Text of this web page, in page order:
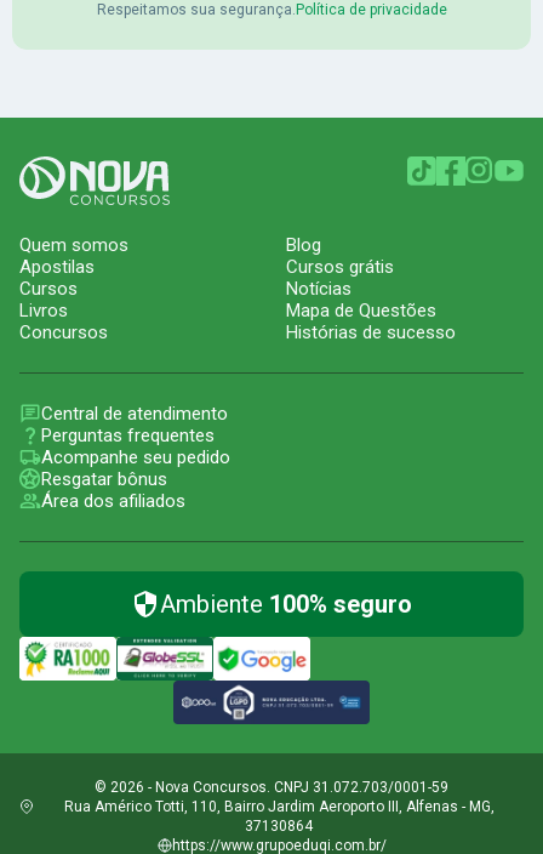
Respeitamos sua segurança. Política de privacidade
Quem somos
Apostilas
Cursos
Livros
Concursos
Blog
Cursos grátis
Notícias
Mapa de Questões
Histórias de sucesso
Central de atendimento
Perguntas frequentes
Acompanhe seu pedido
Resgatar bônus
Área dos afiliados
Ambiente 100% seguro
© 2026 - Nova Concursos. CNPJ 31.072.703/0001-59
Rua Américo Totti, 110, Bairro Jardim Aeroporto III, Alfenas - MG,
37130864
https://www.grupoeduqi.com.br/